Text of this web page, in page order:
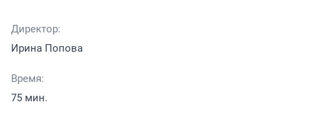
Директор:
Ирина Попова
Время:
75 мин.